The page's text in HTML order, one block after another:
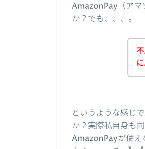
AmazonPay（アマ
か？でも、、、。
というような感じ
か？実際私自身も
AmazonPayが使え